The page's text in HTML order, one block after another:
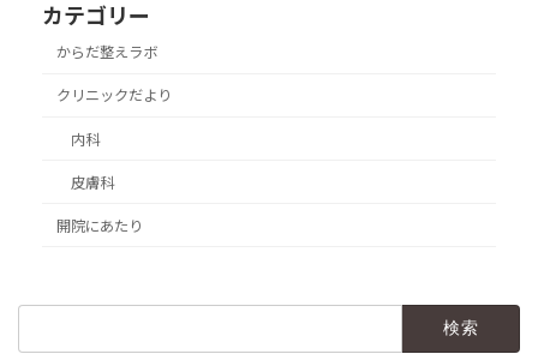
カテゴリー
からだ整えラボ
クリニックだより
内科
皮膚科
開院にあたり